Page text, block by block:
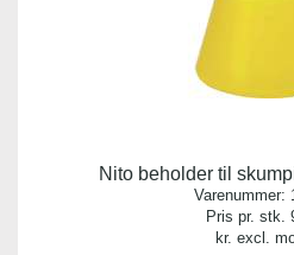
Nito beholder til
Varenummer:
Pris pr. stk.
kr. excl.